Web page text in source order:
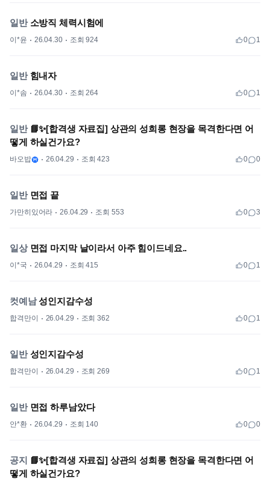
일반소방직 체력시험에
이*윤 26.04.30 조회 924 0 1
일반힘내자
이*솜 26.04.30 조회 264 0 1
일반📘✨[합격생 자료집] 상관의 성희롱 현장을 목격한다면 어
떻게 하실건가요?
바오밥 26.04.29 조회 423 0 0
일반면접 끝
가만히있어라 26.04.29 조회 553 0 3
일상면접 마지막 날이라서 아주 힘이드네요..
이*국 26.04.29 조회 415 0 1
컷예남성인지감수성
합격만이 26.04.29 조회 362 0 1
일반성인지감수성
합격만이 26.04.29 조회 269 0 1
일반면접 하루남았다
안*환 26.04.29 조회 140 0 0
공지 📘✨[합격생 자료집] 상관의 성희롱 현장을 목격한다면 어
떻게 하실건가요?